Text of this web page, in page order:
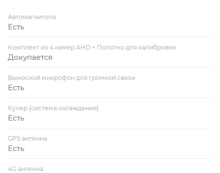
Автомагнитола
Есть
Комплект из 4 камер AHD + Полотно для калибровки
Докупается
Выносной микрофон для громкой связи
Есть
Кулер (система охлаждения)
Есть
GPS антенна
Есть
4G антенна